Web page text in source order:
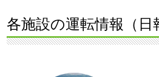
各施設の運転情報（日